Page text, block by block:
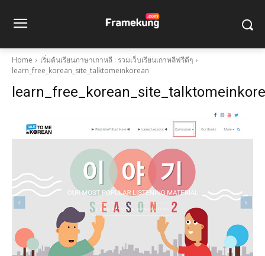
Home
เริ่มต้นเรียนภาษาเกาหลี : รวมเว็บเรียนเกาหลีฟรีดีๆ
learn_free_korean_site_talktomeinkorean